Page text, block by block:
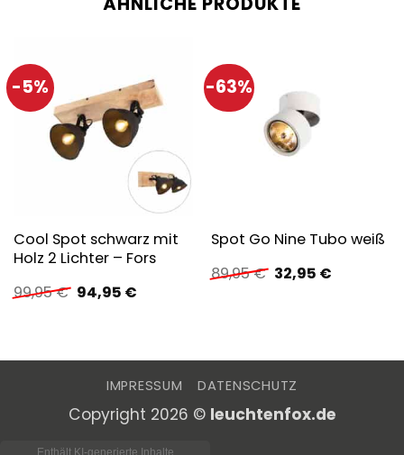
-5%
Cool Spot schwarz mit
Holz 2 Lichter – Fors
99,95€ Ursprünglicher
Preis
94,95 €Aktueller
-63%
Spot Go Nine Tubo weiß
89,95€ Ursprünglicher
Preis
32,95 €Aktueller
IMPRESSUM DATENSCHUTZ
Copyright 2026 © leuchtenfox.de